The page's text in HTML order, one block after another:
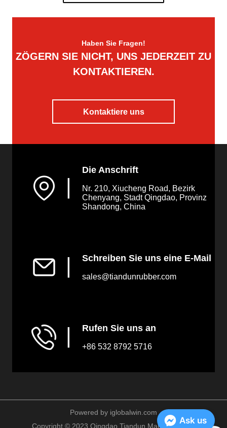
Haben Sie Fragen!
ZÖGERN SIE NICHT, UNS JEDERZEIT ZU
KONTAKTIEREN.
Kontaktiere uns
Die Anschrift
Nr. 210, Xiucheng Road, Bezirk
Chenyang, Stadt Qingdao, Provinz
Shandong, China
Schreiben Sie uns eine E-Mail
sales@tiandunrubber.com
Rufen Sie uns an
+86 532 8792 5716
Powered by iglobalwin.com
Copyright © 2023 Qingdao Tiandun Marine Fender
Ask us